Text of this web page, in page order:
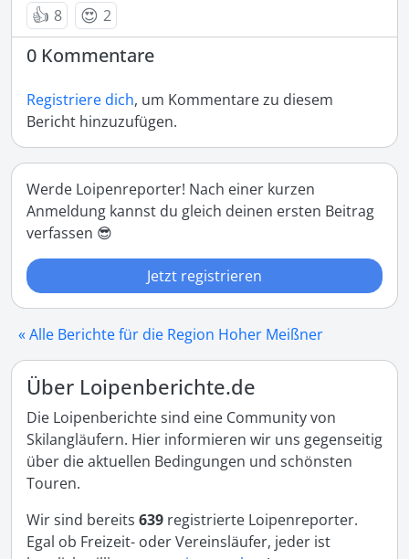
👍 8 😍 2
0 Kommentare
Registriere dich, um Kommentare zu diesem
Bericht hinzuzufügen.
Werde Loipenreporter! Nach einer kurzen
Anmeldung kannst du gleich deinen ersten Beitrag
verfassen 😎
Jetzt registrieren
« Alle Berichte für die Region Hoher Meißner
Über Loipenberichte.de
Die Loipenberichte sind eine Community von
Skilangläufern. Hier informieren wir uns gegenseitig
über die aktuellen Bedingungen und schönsten
Touren.
Wir sind bereits 639 registrierte Loipenreporter.
Egal ob Freizeit- oder Vereinsläufer, jeder ist